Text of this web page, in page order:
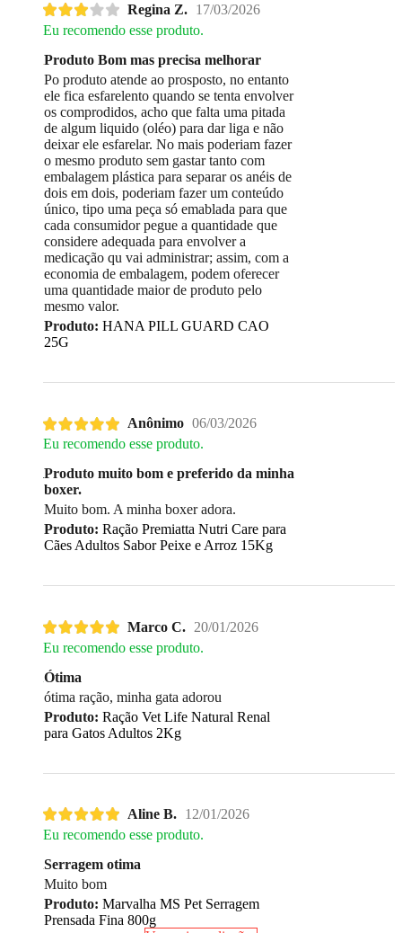
Regina Z. 17/03/2026
Eu recomendo esse produto.
Produto Bom mas precisa melhorar
Po produto atende ao prosposto, no entanto
ele fica esfarelento quando se tenta envolver
os comprodidos, acho que falta uma pitada
de algum liquido (oléo) para dar liga e não
deixar ele esfarelar. No mais poderiam fazer
o mesmo produto sem gastar tanto com
embalagem plástica para separar os anéis de
dois em dois, poderiam fazer um conteúdo
único, tipo uma peça só emablada para que
cada consumidor pegue a quantidade que
considere adequada para envolver a
medicação qu vai administrar; assim, com a
economia de embalagem, podem oferecer
uma quantidade maior de produto pelo
mesmo valor.
Produto: HANA PILL GUARD CAO
25G
Anônimo 06/03/2026
Eu recomendo esse produto.
Produto muito bom e preferido da minha
boxer.
Muito bom. A minha boxer adora.
Produto: Ração Premiatta Nutri Care para
Cães Adultos Sabor Peixe e Arroz 15Kg
Marco C. 20/01/2026
Eu recomendo esse produto.
Ótima
ótima ração, minha gata adorou
Produto: Ração Vet Life Natural Renal
para Gatos Adultos 2Kg
Aline B. 12/01/2026
Eu recomendo esse produto.
Serragem otima
Muito bom
Produto: Marvalha MS Pet Serragem
Prensada Fina 800g